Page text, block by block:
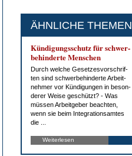
ÄHNLICHE THEMEN
Kün­di­gungs­schutz für schwer­
be­hin­der­te Men­schen
Durch wel­che Ge­set­zes­vor­schrif­
ten sind schwer­be­hin­der­te Ar­beit­
neh­mer vor Kün­di­gun­gen in be­son­
de­rer Wei­se ge­schützt? - Was
müs­sen Ar­beit­ge­ber be­ach­ten,
wenn sie beim In­te­gra­ti­ons­am­tes
die ...
Weiterlesen